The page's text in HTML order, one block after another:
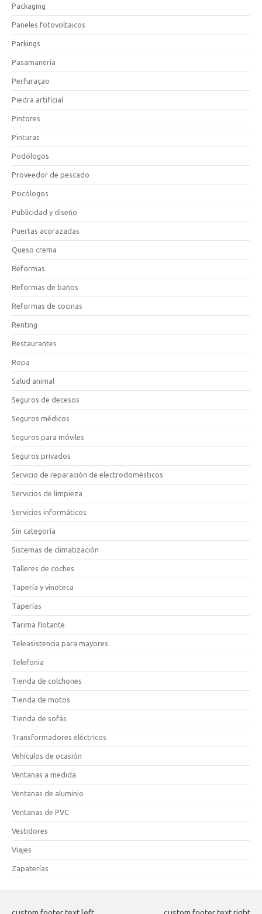
Packaging
Paneles fotovoltaicos
Parkings
Pasamanería
Perfuraçao
Piedra artificial
Pintores
Pinturas
Podólogos
Proveedor de pescado
Psicólogos
Publicidad y diseño
Puertas acorazadas
Queso crema
Reformas
Reformas de baños
Reformas de cocinas
Renting
Restaurantes
Ropa
Salud animal
Seguros de decesos
Seguros médicos
Seguros para móviles
Seguros privados
Servicio de reparación de electrodomésticos
Servicios de limpieza
Servicios informáticos
Sin categoría
Sistemas de climatización
Talleres de coches
Tapería y vinoteca
Taperías
Tarima flotante
Teleasistencia para mayores
Telefonia
Tienda de colchones
Tienda de motos
Tienda de sofás
Transformadores eléctricos
Vehículos de ocasión
Ventanas a medida
Ventanas de aluminio
Ventanas de PVC
Vestidores
Viajes
Zapaterías